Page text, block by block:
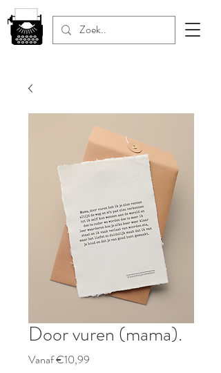
Door vuren (mama).
Vanaf€10,99